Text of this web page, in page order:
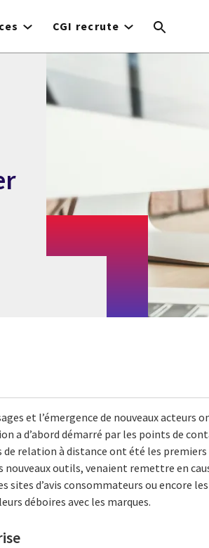
CGI recrute
et l’émergence de nouveaux acteurs
a d’abord démarré par les points de
relation à distance ont été les premiers
nouveaux outils, venaient remettre en
d’avis consommateurs ou encore
déboires avec les marques.